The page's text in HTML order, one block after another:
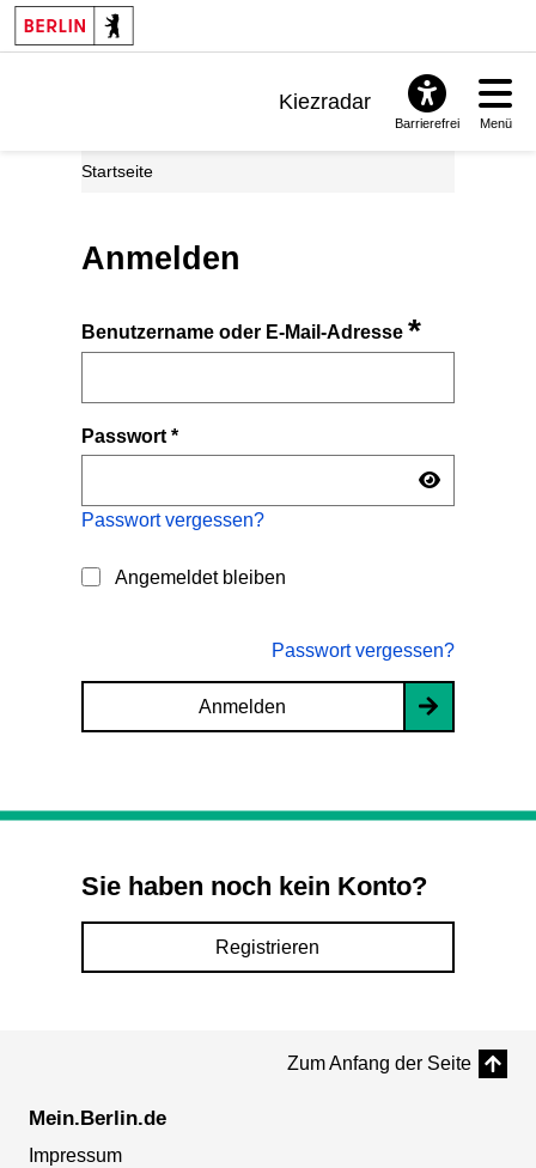
Kiezradar
Barrierefrei Menü
Startseite
Anmelden
Benutzername oder E-Mail-Adresse*
Passwort*
Passwort vergessen?
Angemeldet bleiben
Passwort vergessen?
Anmelden
Sie haben noch kein Konto?
Registrieren
Zum Anfang der Seite
Mein.Berlin.de
Impressum